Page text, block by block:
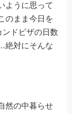
ように思って
のまま今日を
ンドビザの日数
絶対にそんな
然の中暮らせ